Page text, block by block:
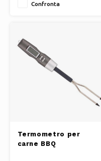
Confronta
Termometro per
carne BBQ